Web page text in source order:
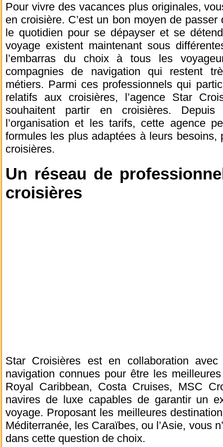
Pour vivre des vacances plus originales,
en croisière. C’est un bon moyen de
le quotidien pour se dépayser et se
voyage existent maintenant sous
l’embarras du choix à tous les
compagnies de navigation qui restent
métiers. Parmi ces professionnels qui
relatifs aux croisières, l’agence Star
souhaitent partir en croisières.
l’organisation et les tarifs, cette agence
formules les plus adaptées à leurs besoins,
croisières.
Un réseau de
croisières
Star Croisières est en collaboration
navigation connues pour être les
Royal Caribbean, Costa Cruises, MSC
navires de luxe capables de garantir un
voyage. Proposant les meilleures
Méditerranée, les Caraïbes, ou l’Asie, vous
dans cette question de choix.